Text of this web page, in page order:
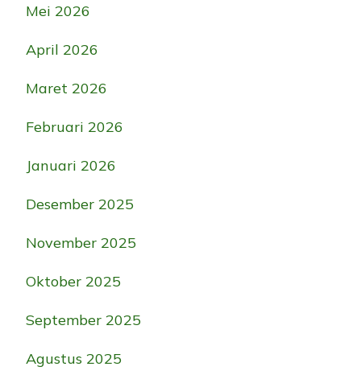
Mei 2026
April 2026
Maret 2026
Februari 2026
Januari 2026
Desember 2025
November 2025
Oktober 2025
September 2025
Agustus 2025